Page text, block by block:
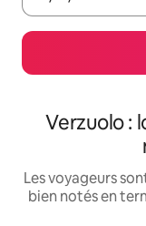
Verzuolo :
Les voyageurs
bien notés en